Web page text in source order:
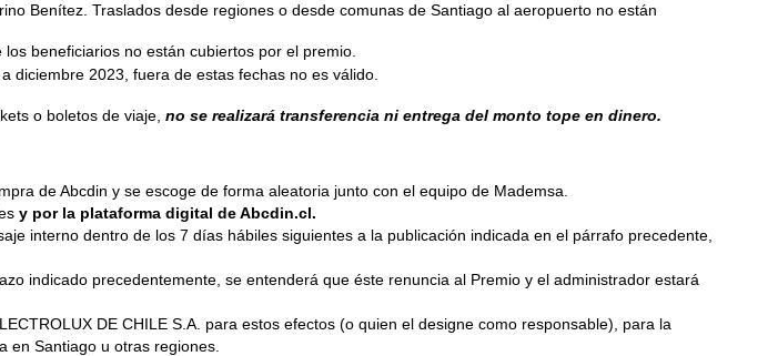
Benítez. Traslados desde regiones o desde comunas de Santiago al aeropuerto no están
beneficiarios no están cubiertos por el premio.
diciembre 2023, fuera de estas fechas no es válido.
o boletos de viaje, no se realizará transferencia ni entrega del monto tope en dinero.
de Abcdin y se escoge de forma aleatoria junto con el equipo de Mademsa.
y por la plataforma digital de Abcdin.cl.
interno dentro de los 7 días hábiles siguientes a la publicación indicada en el párrafo precedente,
indicado precedentemente, se entenderá que éste renuncia al Premio y el administrador estará
DE CHILE S.A. para estos efectos (o quien el designe como responsable), para la
en Santiago u otras regiones.